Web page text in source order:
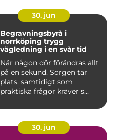
30. jun
Begravningsbyrå i
norrköping trygg
vägledning i en svår tid
När någon dör förändras allt
på en sekund. Sorgen tar
plats, samtidigt som
praktiska frågor kräver s...
30. jun